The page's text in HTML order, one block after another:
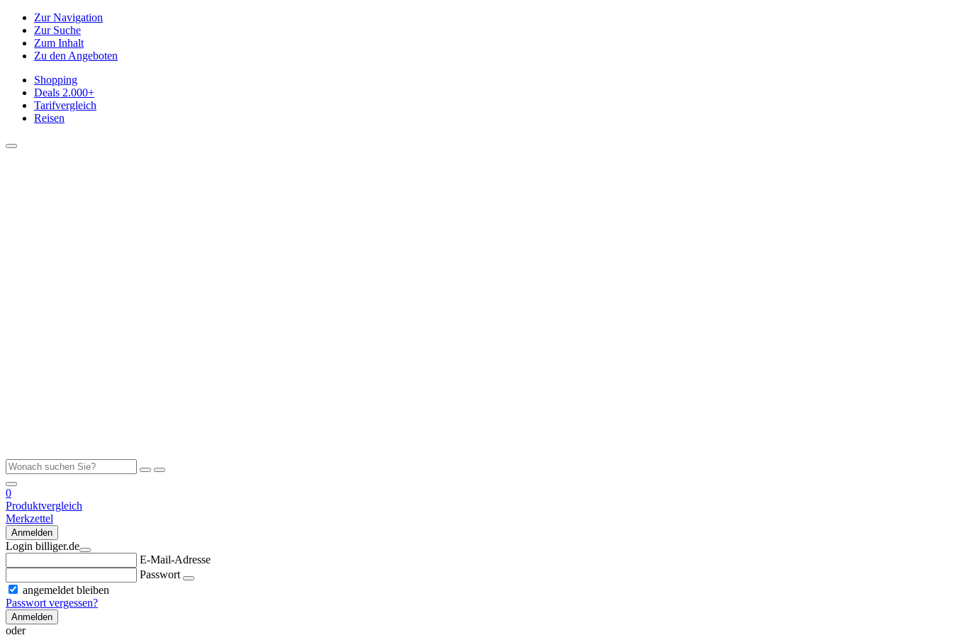
Zur Navigation
Zur Suche
Zum Inhalt
Zu den Angeboten
Shopping
Deals 2.000+
Tarifvergleich
Reisen
0
Produktvergleich
Merkzettel
Anmelden
Login billiger.de
E-Mail-Adresse
Passwort
angemeldet bleiben
Passwort vergessen?
Anmelden
oder